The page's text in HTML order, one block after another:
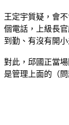
王定宇質疑，會
個電話，上級長
到勤、有沒有開
對此，邱國正當
是管理上面的（